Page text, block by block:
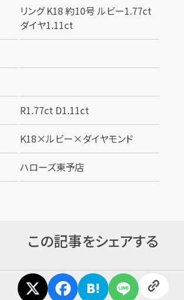
カンタン無料
今すぐ査定金額をお伝えいたします
まずはお電話で無料査定
リング K18 約10号 ルビー1.77ct
ダイヤ1.11ct
R1.77ct D1.11ct
K18×ルビー×ダイヤモンド
ハローズ東予店
この記事をシェアする